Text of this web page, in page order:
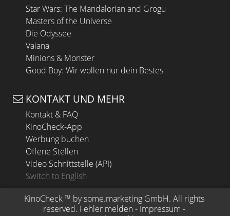
Star Wars: The Mandalorian and Grogu
Masters of the Universe
Die Odyssee
Vaiana
Minions & Monster
Good Boy: Wir wollen nur dein Bestes
KONTAKT UND MEHR
Kontakt & FAQ
KinoCheck-App
Werbung buchen
Offene Stellen
Video Schnittstelle (API)
Switch to English
KinoCheck ™ by some.marketing GmbH. All rights
reserved. Fehler melden - Impressum -